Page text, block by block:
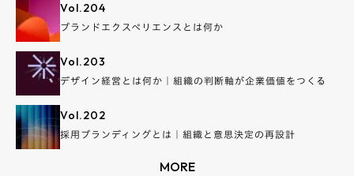
Vol.204
ブランドエクスペリエンスとは何か
Vol.203
デザイン経営とは何か｜組織の判断軸が企業価値をつくる
Vol.202
採用ブランディングとは｜組織と意思決定の再設計
MORE